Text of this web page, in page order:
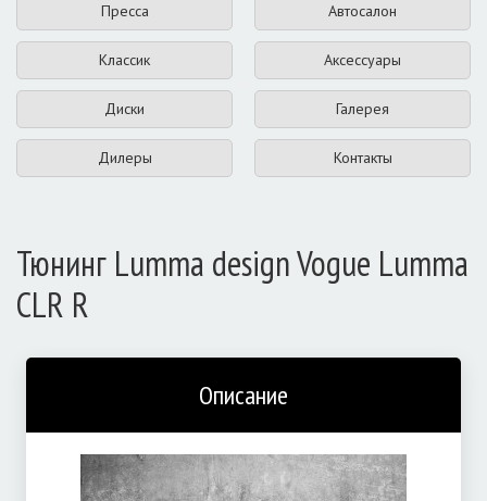
Пресса Автосалон
Классик Аксессуары
Диски Галерея
Дилеры Контакты
Тюнинг Lumma design Vogue Lumma
CLR R
Описание